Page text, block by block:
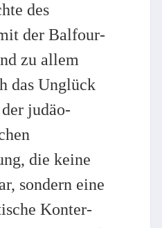
des
der Balfour-
zu allem
das Unglück
judäo-
die keine
sondern eine
Konter-